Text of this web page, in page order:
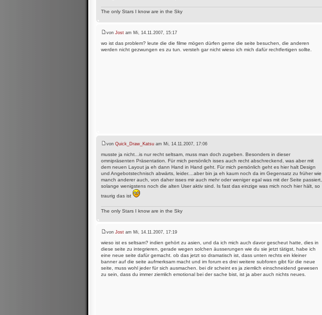
The only Stars I know are in the Sky
von Jost am Mi, 14.11.2007, 15:17
wo ist das problem? leute die die filme mögen dürfen gerne die seite besuchen, die anderen
werden nicht gezwungen es zu tun. versteh gar nicht wieso ich mich dafür rechtfertigen sollte.
von Quick_Draw_Katsu am Mi, 14.11.2007, 17:06
musste ja nicht...is nur recht seltsam, muss man doch zugeben. Besonders in dieser
omnipräsenten Präsentation. Für mich persönlich isses auch recht abschreckend, was aber mit
dem neuen Layout ja eh dann Hand in Hand geht. Für mich persönlich geht es hier halt Design
und Angebotstechnisch abwärts, leider....aber bin ja eh kaum noch da im Gegensatz zu früher wie
manch anderer auch, von daher isses mir auch mehr oder weniger egal was mit der Seite passiert,
solange wenigstens noch die alten User aktiv sind. Is fast das einzige was mich noch hier hält, so
traurig das ist
The only Stars I know are in the Sky
von Jost am Mi, 14.11.2007, 17:19
wieso ist es seltsam? indien gehört zu asien, und da ich mich auch davor gescheut hatte, dies in
diese seite zu integrieren, gerade wegen solchen äusserungen wie du sie jetzt tätigst, habe ich
eine neue seite dafür gemacht. ob das jetzt so dramatisch ist, dass unten rechts ein kleiner
banner auf die seite aufmerksam macht und im forum es drei weitere subforen gibt für die neue
seite, muss wohl jeder für sich ausmachen. bei dir scheint es ja ziemlich einschneidend gewesen
zu sein, dass du immer ziemlich emotional bei der sache bist, ist ja aber auch nichts neues.